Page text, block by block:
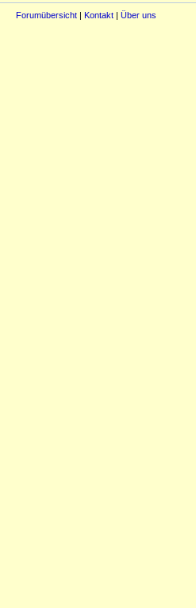
Forumübersicht | Kontakt | Über uns